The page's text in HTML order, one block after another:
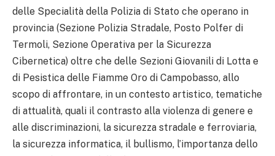
delle Specialità della Polizia di Stato che operano in
provincia (Sezione Polizia Stradale, Posto Polfer di
Termoli, Sezione Operativa per la Sicurezza
Cibernetica) oltre che delle Sezioni Giovanili di Lotta e
di Pesistica delle Fiamme Oro di Campobasso, allo
scopo di affrontare, in un contesto artistico, tematiche
di attualità, quali il contrasto alla violenza di genere e
alle discriminazioni, la sicurezza stradale e ferroviaria,
la sicurezza informatica, il bullismo, l’importanza dello